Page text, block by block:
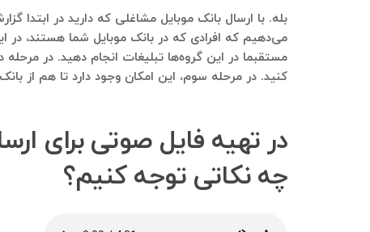
می‌دهیم که افرادی که در بانک موبایل شما هستند، در
مستقبما در این گروه‌ها تبلیغات انجام دهید. در
کنید. در مرحله سوم، این امکان وجود دارد تا هم از
در تهیه فایل صوتی برای
چه نکاتی توجه کنیم؟